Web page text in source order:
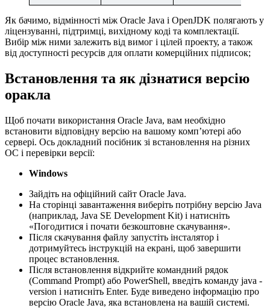
Як бачимо, відмінності між Oracle Java і OpenJDK полягають у
ліцензуванні, підтримці, вихідному коді та комплектації.
Вибір між ними залежить від вимог і цілей проекту, а також
від доступності ресурсів для оплати комерційних підписок;
Встановлення та як дізнатися версію
оракла
Щоб почати використання Oracle Java, вам необхідно
встановити відповідну версію на вашому комп’ютері або
сервері. Ось докладний посібник зі встановлення на різних
ОС і перевірки версії:
Windows
Зайдіть на офіційний сайт Oracle Java.
На сторінці завантаження виберіть потрібну версію Java
(наприклад, Java SE Development Kit) і натисніть
«Погодитися і почати безкоштовне скачування».
Після скачування файлу запустіть інсталятор і
дотримуйтесь інструкцій на екрані, щоб завершити
процес встановлення.
Після встановлення відкрийте командний рядок
(Command Prompt) або PowerShell, введіть команду java -
version і натисніть Enter. Буде виведено інформацію про
версію Oracle Java, яка встановлена на вашій системі.